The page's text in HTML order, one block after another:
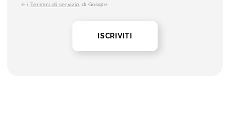
e i Termini di servizio di Google.
ISCRIVITI